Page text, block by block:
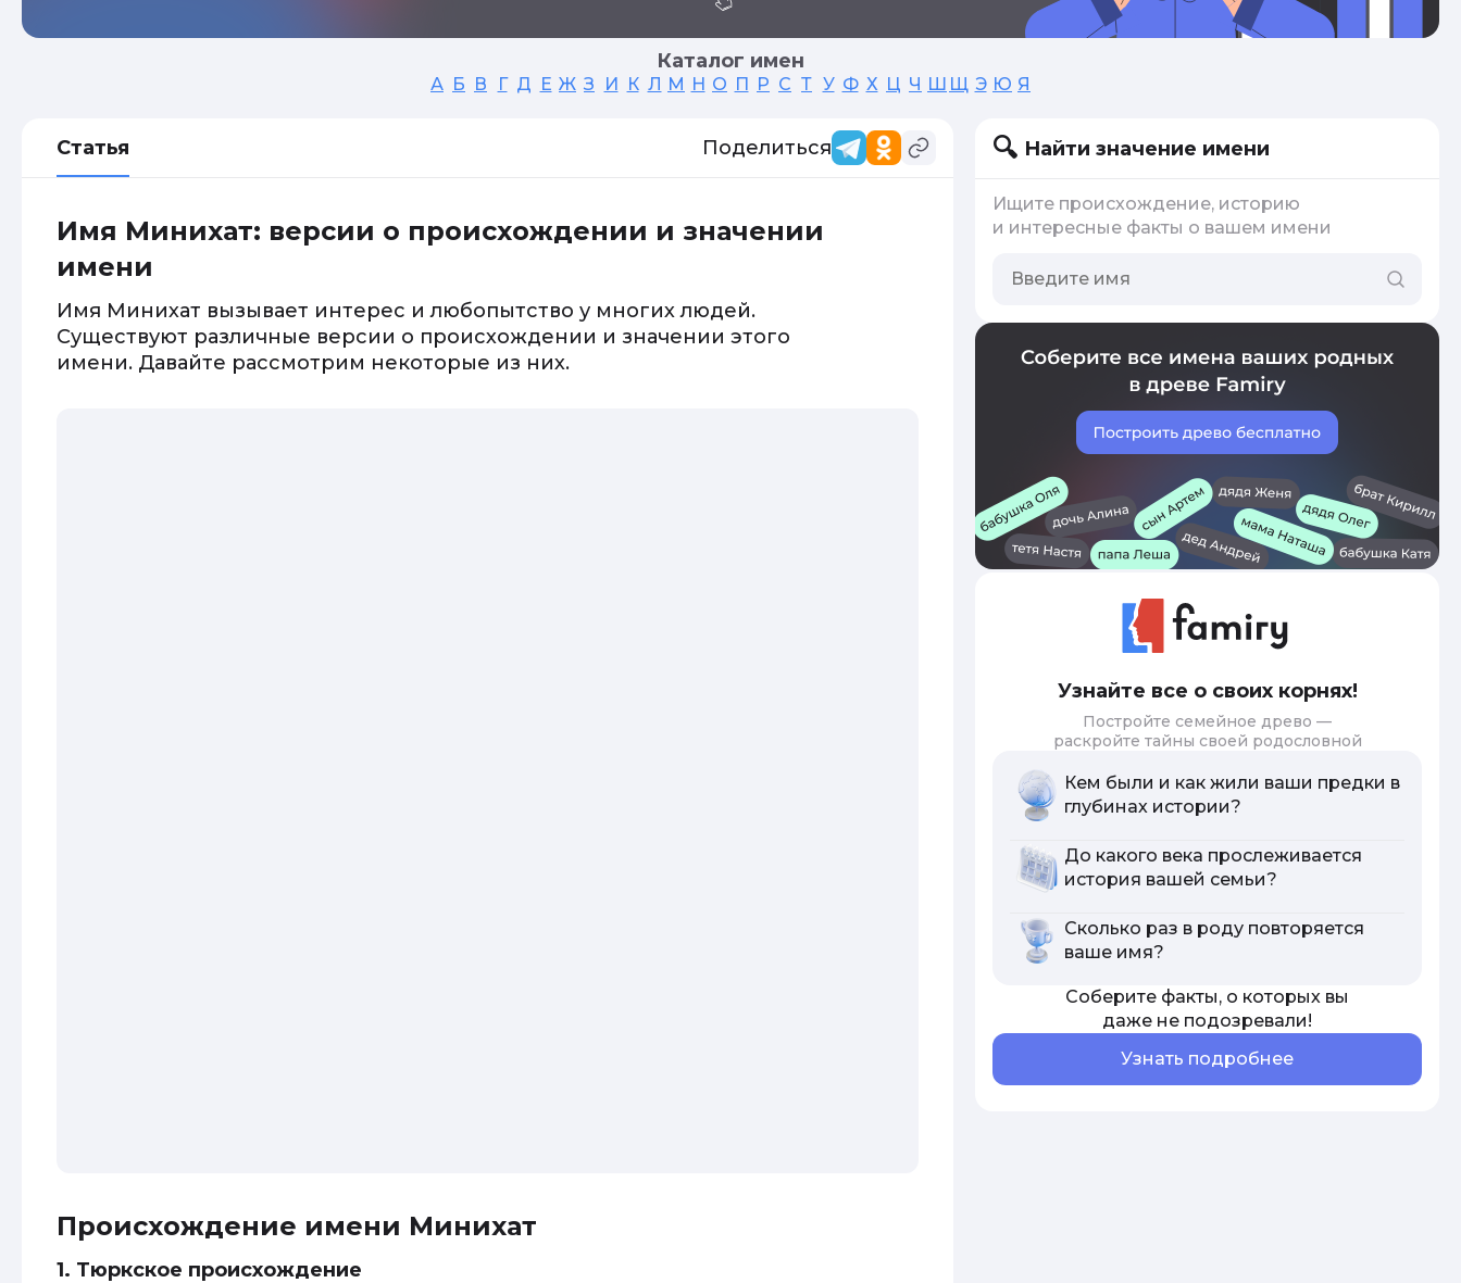
Каталог имен
А Б В Г Д Е Ж З И К Л М Н О П Р С Т У Ф Х Ц Ч Ш Щ Э Ю Я
Статья Поделиться
Имя Минихат: версии о происхождении и значении
имени
Имя Минихат вызывает интерес и любопытство у многих людей.
Существуют различные версии о происхождении и значении этого
имени. Давайте рассмотрим некоторые из них.
Происхождение имени Минихат
1. Тюркское происхождение
Найти значение имени
Ищите происхождение, историю
и интересные факты о вашем имени
Узнайте все о своих корнях!
Постройте семейное древо —
раскройте тайны своей родословной
Кем были и как жили ваши предки в
глубинах истории?
До какого века прослеживается
история вашей семьи?
Сколько раз в роду повторяется
ваше имя?
Соберите факты, о которых вы
даже не подозревали!
Узнать подробнее